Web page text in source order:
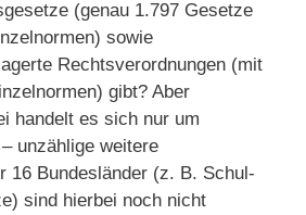
(genau 1.797 Gesetze
sowie
Rechtsverordnungen (mit
gibt? Aber
handelt es sich nur um
– unzählige weitere
16 Bundesländer (z. B. Schul-
sind hierbei noch nicht